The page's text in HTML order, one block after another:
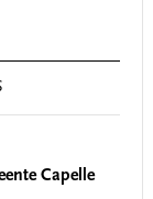
Capelle